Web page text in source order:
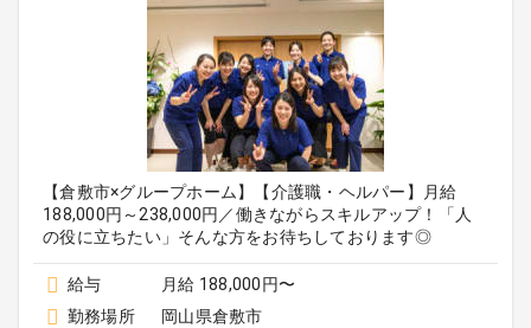
【倉敷市×グループホーム】【介護職・ヘルパー】月給
188,000円～238,000円／働きながらスキルアップ！「人
の役に立ちたい」そんな方をお待ちしております◎
給与
月給 188,000円〜
勤務場所
岡山県倉敷市